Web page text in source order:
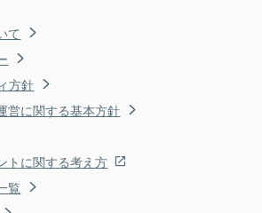
て
方針
営に関する基本方針
トに関する考え方
覧